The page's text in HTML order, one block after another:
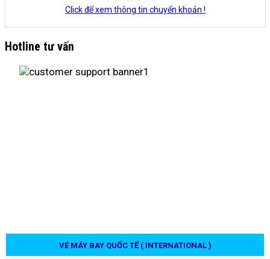
Click để xem thông tin chuyển khoản !
Hotline tư vấn
VÉ MÁY BAY QUỐC TẾ ( INTERNATIONAL )